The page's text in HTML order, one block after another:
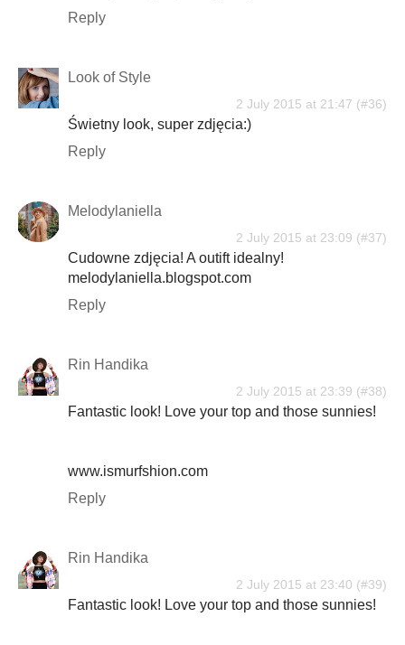
Reply
Look of Style
2 July 2015 at 21:47
Świetny look, super zdjęcia:)
Reply
Melodylaniella
2 July 2015 at 23:09
Cudowne zdjęcia! A outift idealny!
melodylaniella.blogspot.com
Reply
Rin Handika
2 July 2015 at 23:39
Fantastic look! Love your top and those sunnies!
www.ismurfshion.com
Reply
Rin Handika
2 July 2015 at 23:40
Fantastic look! Love your top and those sunnies!